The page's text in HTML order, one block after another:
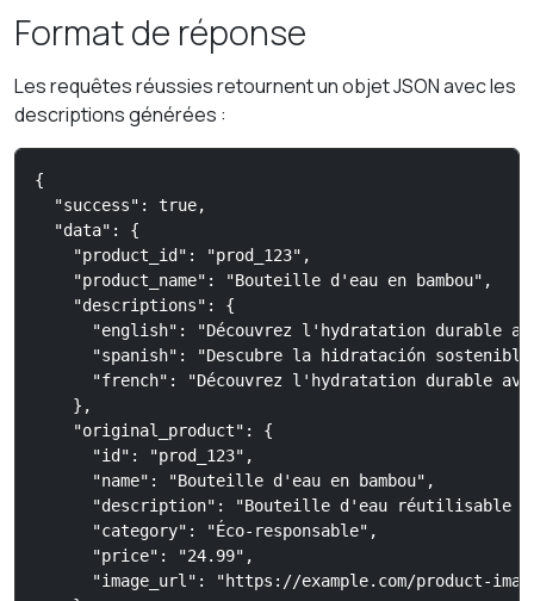
Format de réponse
Les requêtes réussies retournent un objet JSON avec les
descriptions générées :
{
  "success": true,
  "data": {
    "product_id": "prod_123",
    "product_name": "Bouteille d'eau en bambou",
    "descriptions": {
"english": "Découvrez l'hydratation durable
"spanish": "Descubre la hidratación
"french": "Découvrez l'hydratation durable
    },
    "original_product": {
      "id": "prod_123",
      "name": "Bouteille d'eau en bambou",
"description": "Bouteille d'eau réutilisable
      "category": "Éco-responsable",
      "price": "24.99",
"image_url": "https://example.com/product-